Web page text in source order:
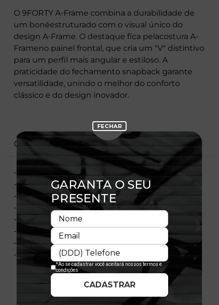
O 9FORTY A-Frame combina a durabilidade de
um bonéestruturado com o visual único do
design A-Frame. O destaque fica pelacostura A-
Frameno painel frontal, que cria um "V" distintivo
para um perfil mais angular e estiloso. A
praticidade do fechamento snapback garante
versatilidade, unindo o melhor do conforto
clássico e do design inovador.
CARACTERÍSTICAS
- Modelo Ajustável
- Aba curva
- Copa frontal estruturada
- Painel frontal único
- Flag bordada no lado esquerdo
- Importado
- Licença Oficial
- Composição:100% Algodão